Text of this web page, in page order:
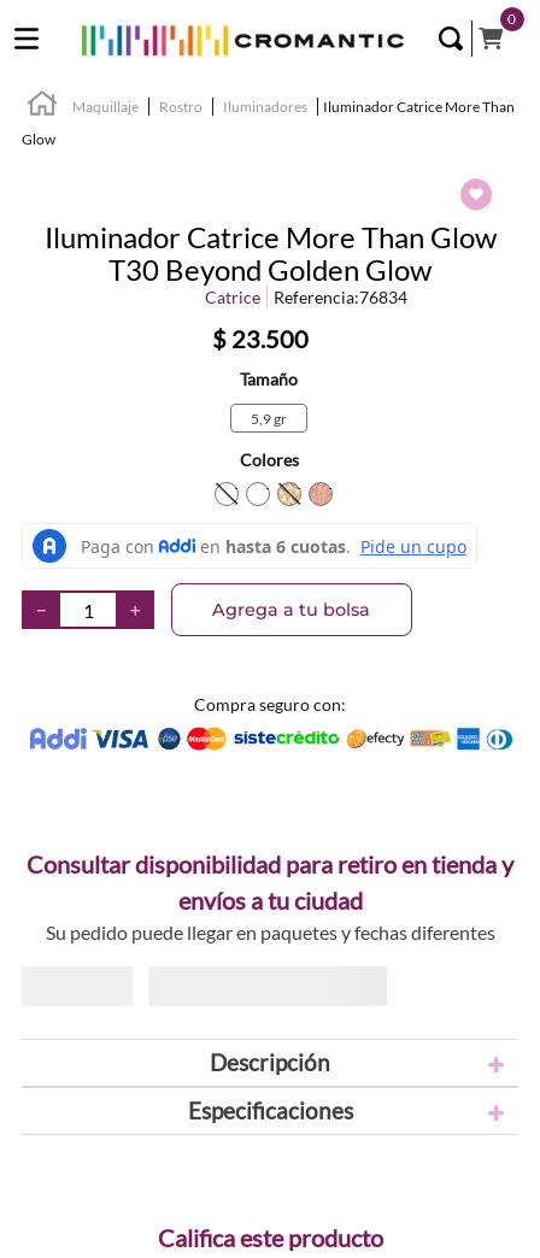
0
Maquillaje Rostro Iluminadores
Iluminador Catrice More Than
Glow
Iluminador Catrice More Than Glow
T30 Beyond Golden Glow
Catrice Referencia:76834
$ 23.500
Tamaño
5,9 gr
Colores
TEXTURA_4059729268242
TEXTURA_4059729268259
TEXTURA_4059729268235
＋
－ Agrega a tu bolsa
Compra seguro con:
Consultar disponibilidad para retiro en tienda y
envíos a tu ciudad
Su pedido puede llegar en paquetes y fechas diferentes
Descripción
Especificaciones
Califica este producto